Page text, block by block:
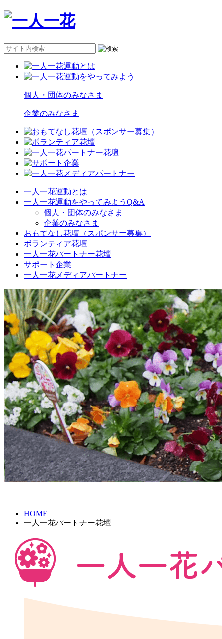
個人・団体のみなさま
企業のみなさま
一人一花運動とは
一人一花運動をやってみようQ&A
個人・団体のみなさま
企業のみなさま
おもてなし花壇（スポンサー募集）
ボランティア花壇
一人一花パートナー花壇
サポート企業
一人一花メディアパートナー
HOME
一人一花パートナー花壇